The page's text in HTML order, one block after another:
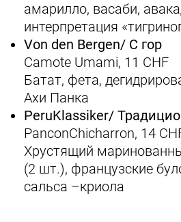
амарилло, васаби,
интерпретация
Von den Bergen/ C гор
Camote Umami, 11 СHF
Батат, фета,
Ахи Панка
PeruKlassiker/
PanconChicharron, 14
Хрустящий
(2 шт.), французские
сальса –криола